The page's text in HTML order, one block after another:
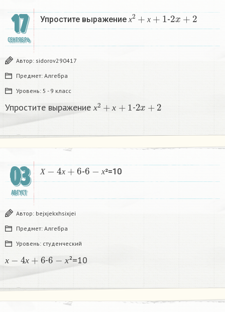
17
СЕНТЯБРЬ
Упростите выражение х х
х2 +х+1
-
2x+2
Автор: sidorov290417
Предмет: Алгебра
Уровень: 5 - 9 класс
Упростите выражениех х
х2 -2
03
АВГУСТ
Х
Х−4
х
х+6
- х
6−х
²=10
Автор: bejxjekxhsixjei
Предмет: Алгебра
Уровень: студенческий
х х - х
6 ²=10